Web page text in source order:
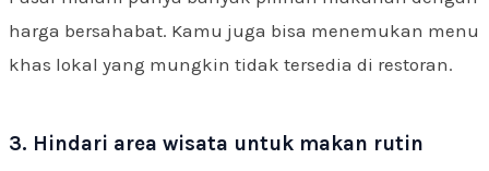
harga bersahabat. Kamu juga bisa menemukan menu
khas lokal yang mungkin tidak tersedia di restoran.
3. Hindari area wisata untuk makan rutin